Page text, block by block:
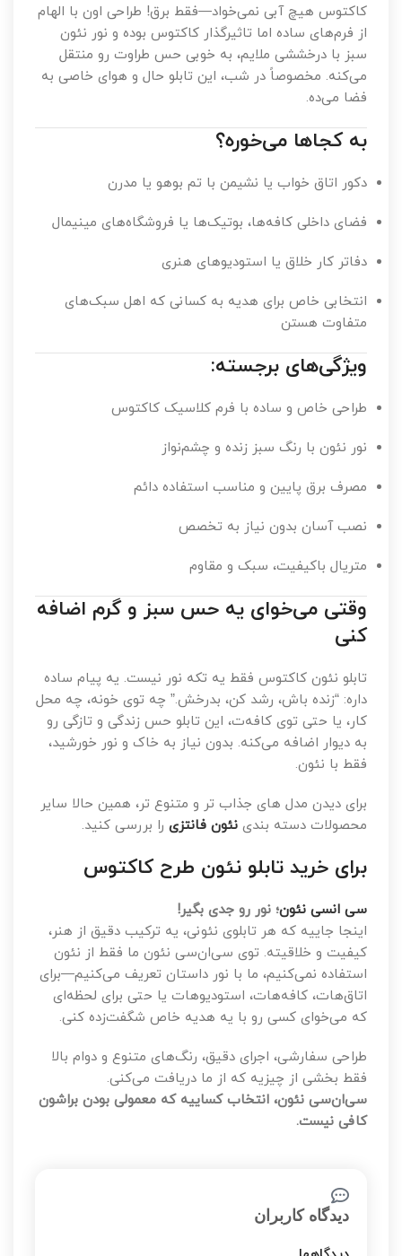
کاکتوس هیچ آبی نمی‌خواد—فقط برق! طراحی اون با الهام
از فرم‌های ساده اما تاثیرگذار کاکتوس بوده و نور نئون
سبز با درخششی ملایم، به خوبی حس طراوت رو منتقل
می‌کنه. مخصوصاً در شب، این تابلو حال و هوای خاصی به
فضا می‌ده.
به کجاها می‌خوره؟
دکور اتاق خواب یا نشیمن با تم بوهو یا مدرن
فضای داخلی کافه‌ها، بوتیک‌ها یا فروشگاه‌های مینیمال
دفاتر کار خلاق یا استودیوهای هنری
انتخابی خاص برای هدیه به کسانی که اهل سبک‌های
متفاوت هستن
ویژگی‌های برجسته:
طراحی خاص و ساده با فرم کلاسیک کاکتوس
نور نئون با رنگ سبز زنده و چشم‌نواز
مصرف برق پایین و مناسب استفاده دائم
نصب آسان بدون نیاز به تخصص
متریال باکیفیت، سبک و مقاوم
وقتی می‌خوای یه حس سبز و گرم اضافه
کنی
تابلو نئون کاکتوس فقط یه تکه نور نیست. یه پیام ساده
داره: “زنده باش، رشد کن، بدرخش.” چه توی خونه، چه محل
کار، یا حتی توی کافه‌ت، این تابلو حس زندگی و تازگی رو
به دیوار اضافه می‌کنه. بدون نیاز به خاک و نور خورشید،
فقط با نئون.
برای دیدن مدل های جذاب تر و متنوع تر، همین حالا سایر
محصولات دسته بندی نئون فانتزی را بررسی کنید.
برای خرید تابلو نئون طرح کاکتوس
سی انسی نئون؛ نور رو جدی بگیر!
اینجا جاییه که هر تابلوی نئونی، یه ترکیب دقیق از هنر،
کیفیت و خلاقیته. توی سی‌ان‌سی نئون ما فقط از نئون
استفاده نمی‌کنیم، ما با نور داستان تعریف می‌کنیم—برای
اتاق‌هات، کافه‌هات، استودیوهات یا حتی برای لحظه‌ای
که می‌خوای کسی رو با یه هدیه خاص شگفت‌زده کنی.
طراحی سفارشی، اجرای دقیق، رنگ‌های متنوع و دوام بالا
فقط بخشی از چیزیه که از ما دریافت می‌کنی.
سی‌ان‌سی نئون، انتخاب کساییه که معمولی بودن براشون
کافی نیست.
دیدگاه کاربران